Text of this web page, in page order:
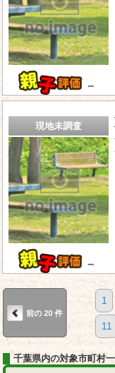
－
現地未調査
－
前の 20 件
1
11
千葉県内の対象市町村一